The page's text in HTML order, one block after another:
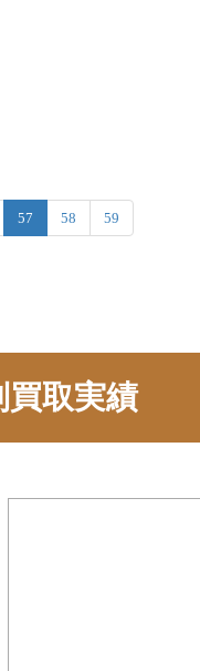
57 58 59
取実績